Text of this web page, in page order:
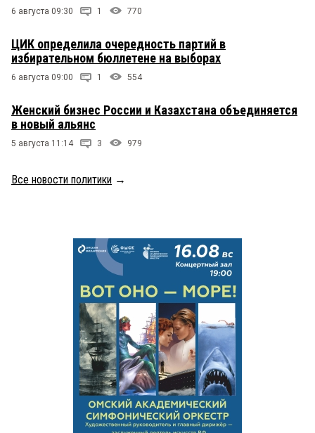
6 августа 09:30 1 770
ЦИК определила очередность партий в
избирательном бюллетене на выборах
6 августа 09:00 1 554
Женский бизнес России и Казахстана объединяется
в новый альянс
5 августа 11:14 3 979
Все новости политики →